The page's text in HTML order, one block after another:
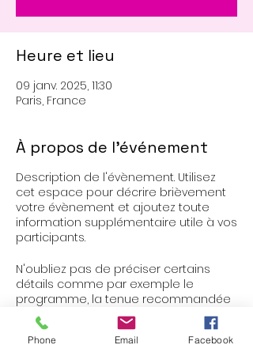
Heure et lieu
09 janv. 2025, 11:30
Paris, France
À propos de l'événement
Description de l'évènement. Utilisez
cet espace pour décrire brièvement
votre évènement et ajoutez toute
information supplémentaire utile à vos
participants.
N'oubliez pas de préciser certains
détails comme par exemple le
programme, la tenue recommandée
et toute information pertinente pour
vos invités. Notez que pour les
intervenants, c'est une opportunité
Phone Email Facebook